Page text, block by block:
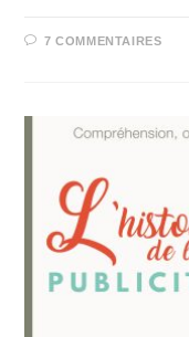
7 COMMENTAIRES